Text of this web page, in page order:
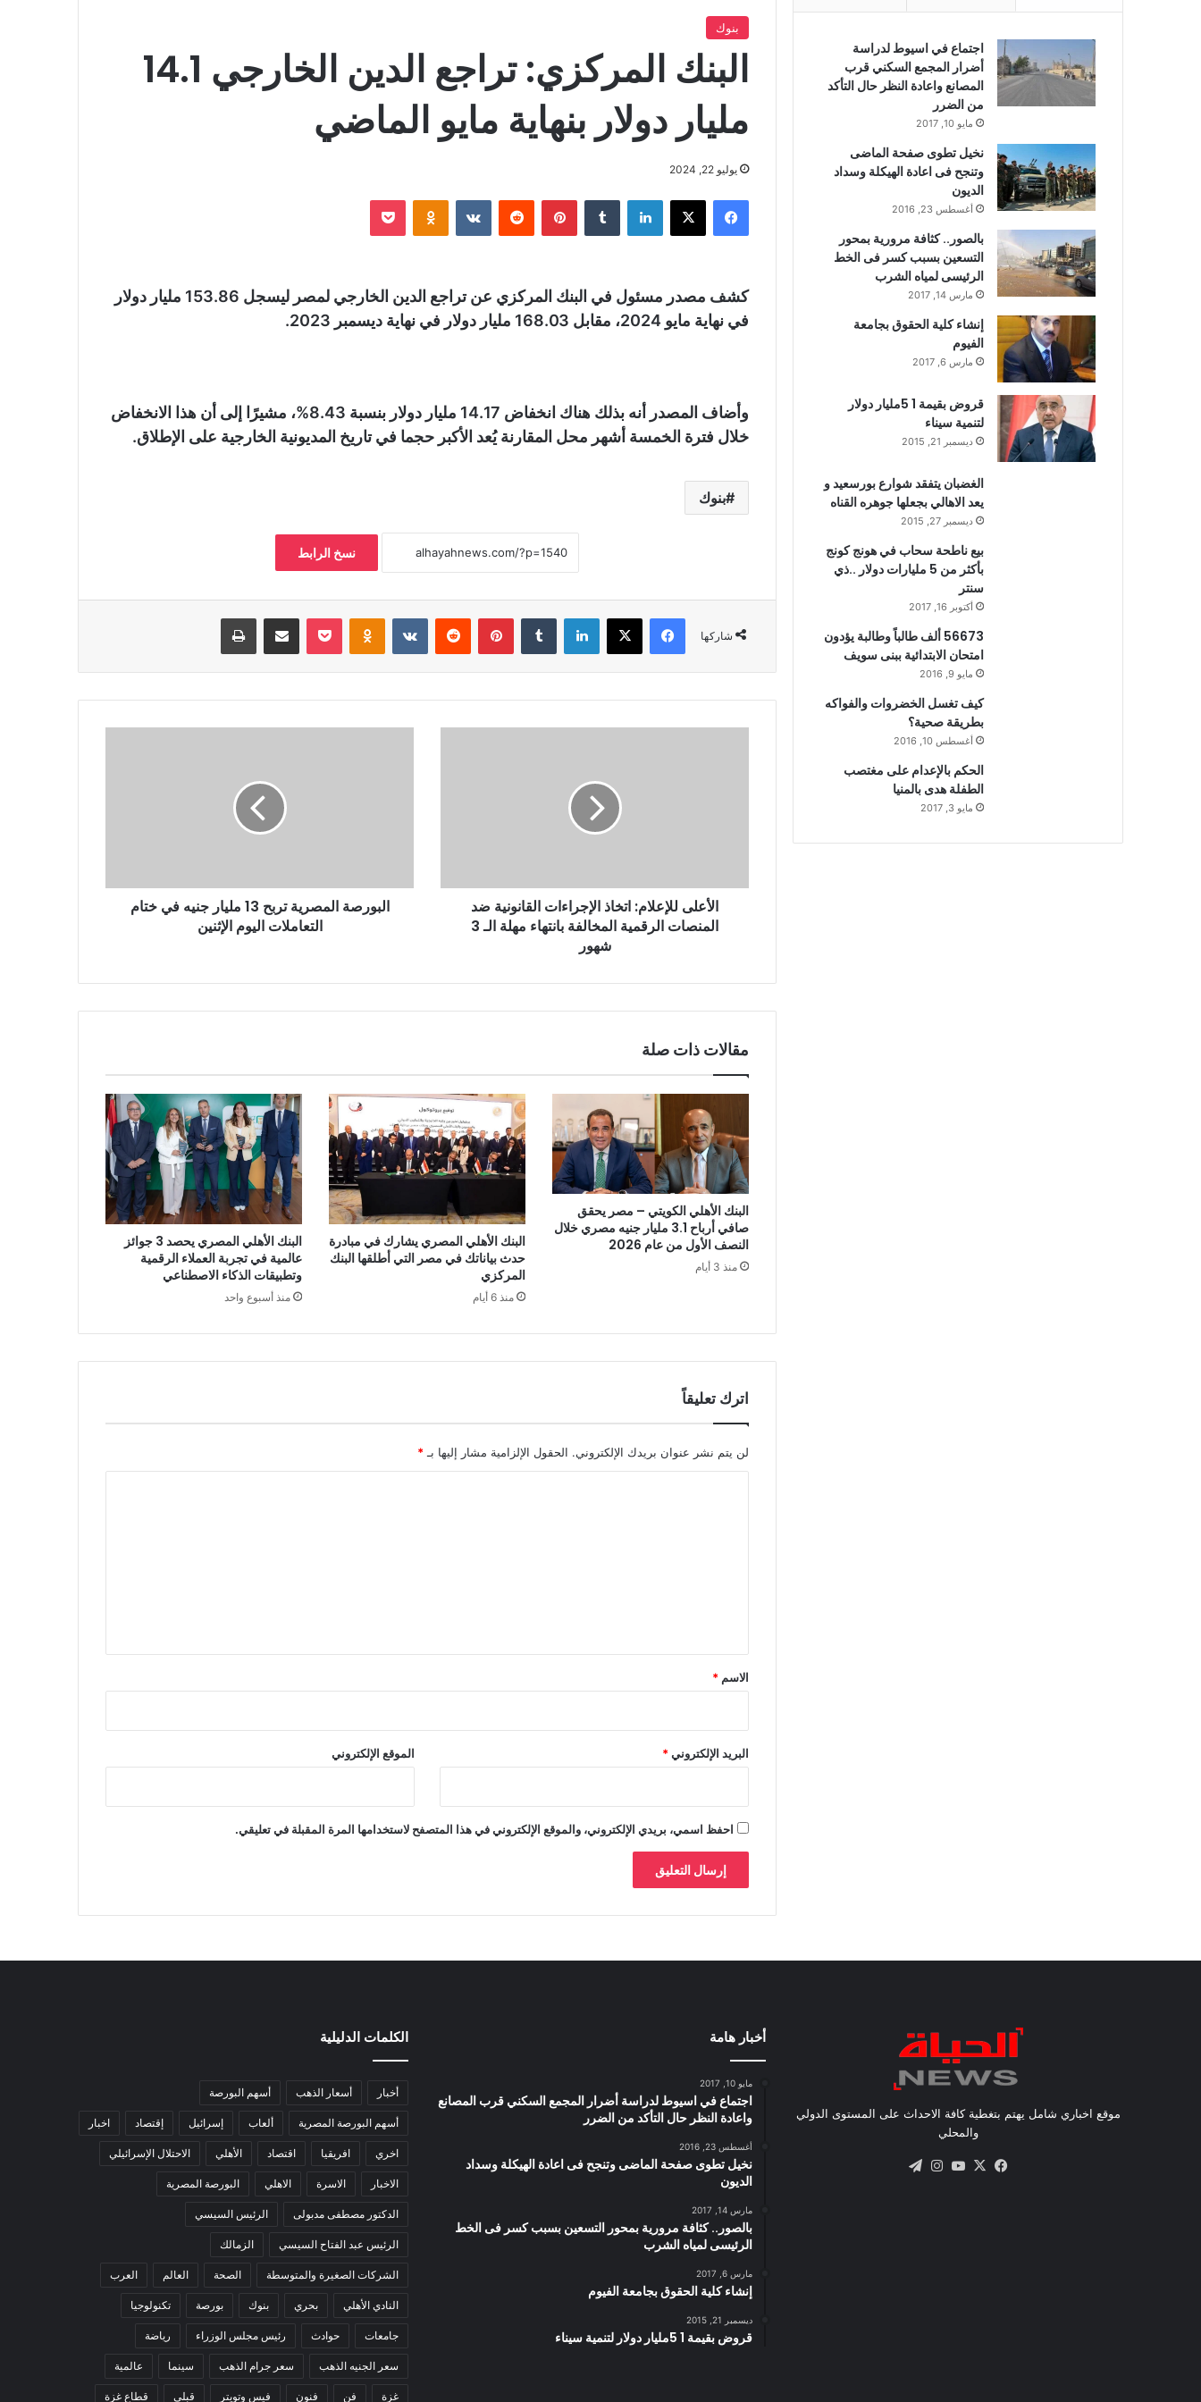
بنوك
البنك المركزي: تراجع الدين الخارجي 14.1
مليار دولار بنهاية مايو الماضي
يوليو 22, 2024
فيسبوك لينكدإن بينتيريست
كشف مصدر مسئول في البنك المركزي عن تراجع الدين الخارجي لمصر ليسجل 153.86 مليار دولار
في نهاية مايو 2024، مقابل 168.03 مليار دولار في نهاية ديسمبر 2023.
وأضاف المصدر أنه بذلك هناك انخفاض 14.17 مليار دولار بنسبة 8.43%، مشيرًا إلى أن هذا الانخفاض
خلال فترة الخمسة أشهر محل المقارنة يُعد الأكبر حجما في تاريخ المديونية الخارجية على الإطلاق.
بنوك
نسخ الرابط
شاركها
فيسبوك لينكدإن بينتيريست بوكيت
الأعلى للإعلام: اتخاذ الإجراءات القانونية ضد
المنصات الرقمية المخالفة بانتهاء مهلة الـ 3
شهور
البورصة المصرية تربح 13 مليار جنيه في ختام
التعاملات اليوم الإثنين
مقالات ذات صلة
البنك الأهلي الكويتي – مصر يحقق
صافي أرباح 3.1 مليار جنيه مصري خلال
النصف الأول من عام 2026
منذ 3 أيام
البنك الأهلي المصري يشارك في مبادرة
حدث بياناتك في مصر التي أطلقها البنك
المركزي
منذ 6 أيام
البنك الأهلي المصري يحصد 3 جوائز
عالمية في تجربة العملاء الرقمية
وتطبيقات الذكاء الاصطناعي
منذ أسبوع واحد
اترك تعليقاً
لن يتم نشر عنوان بريدك الإلكتروني. الحقول الإلزامية مشار إليها بـ *
*
الاسم *
البريد الإلكتروني* الموقع الإلكتروني
احفظ اسمي، بريدي الإلكتروني، والموقع الإلكتروني في هذا المتصفح لاستخدامها المرة المقبلة في تعليقي.
اجتماع في اسيوط لدراسة
أضرار المجمع السكني قرب
المصانع واعادة النظر حال التأكد
من الضرر
مايو 10, 2017
نخيل تطوى صفحة الماضى
وتنجح فى اعادة الهيكلة وسداد
الديون
أغسطس 23, 2016
بالصور.. كثافة مرورية بمحور
التسعين بسبب كسر فى الخط
الرئيسى لمياه الشرب
مارس 14, 2017
إنشاء كلية الحقوق بجامعة
الفيوم
مارس 6, 2017
قروض بقيمة 1 5مليار دولار
لتنمية سيناء
ديسمبر 21, 2015
الغضبان يتفقد شوارع بورسعيد و
يعد الاهالي بجعلها جوهره القناه
ديسمبر 27, 2015
بيع ناطحة سحاب في هونج كونج
بأكثر من 5 مليارات دولار ..ذي
سنتر
أكتوبر 16, 2017
56673 ألف طالباً وطالبة يؤدون
امتحان الابتدائية ببنى سويف
مايو 9, 2016
كيف تغسل الخضروات والفواكه
بطريقة صحية؟
أغسطس 10, 2016
الحكم بالإعدام على مغتصب
الطفلة هدى بالمنيا
مايو 3, 2017
موقع اخباري شامل يهتم بتغطية كافة الاحداث على المستوى الدولي
والمحلي
فيسبوك
X يوتيوبانستقرام
أخبار هامة
مايو 10, 2017
اجتماع في اسيوط لدراسة أضرار المجمع السكني قرب المصانع
واعادة النظر حال التأكد من الضرر
أغسطس 23, 2016
نخيل تطوى صفحة الماضى وتنجح فى اعادة الهيكلة وسداد
الديون
مارس 14, 2017
بالصور.. كثافة مرورية بمحور التسعين بسبب كسر فى الخط
الرئيسى لمياه الشرب
مارس 6, 2017
إنشاء كلية الحقوق بجامعة الفيوم
ديسمبر 21, 2015
قروض بقيمة 1 5مليار دولار لتنمية سيناء
الكلمات الدليلية
أخبار أسعار الذهب أسهم البورصة
أسهم البورصة المصرية ألعاب إسرائيل إقتصاد اخبار
اخري افريقيا اقتصاد الأهلي الاحتلال الإسرائيلي
الاخبار الاسرة الاهلي البورصة المصرية
الدكتور مصطفى مدبولى الرئيس السيسي
الرئيس عبد الفتاح السيسي الزمالك
الشركات الصغيرة والمتوسطة الصحة العالم العرب
النادي الأهلي بحري بنوك بورصة تكنولوجيا
جامعات حوادث رئيس مجلس الوزراء رياضة
سعر الجنيه الذهب سعر جرام الذهب سينما عالمية
غزة فن فنون فيس وتويتر قبلي قطاع غزة